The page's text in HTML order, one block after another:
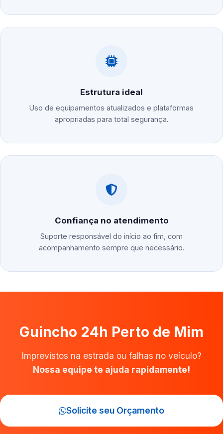
Estrutura ideal
Uso de equipamentos atualizados e plataformas
apropriadas para total segurança.
Confiança no atendimento
Suporte responsável do início ao fim, com
acompanhamento sempre que necessário.
Guincho 24h Perto de Mim
Imprevistos na estrada ou falhas no veículo?
Nossa equipe te ajuda rapidamente!
Solicite seu Orçamento